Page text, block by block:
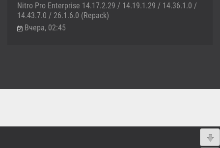
Nitro Pro Enterprise 14.17.2.29 / 14.19.1.29 / 14.36.1.0 /
14.43.7.0 / 26.1.6.0 (Repack)
Вчера, 02:45